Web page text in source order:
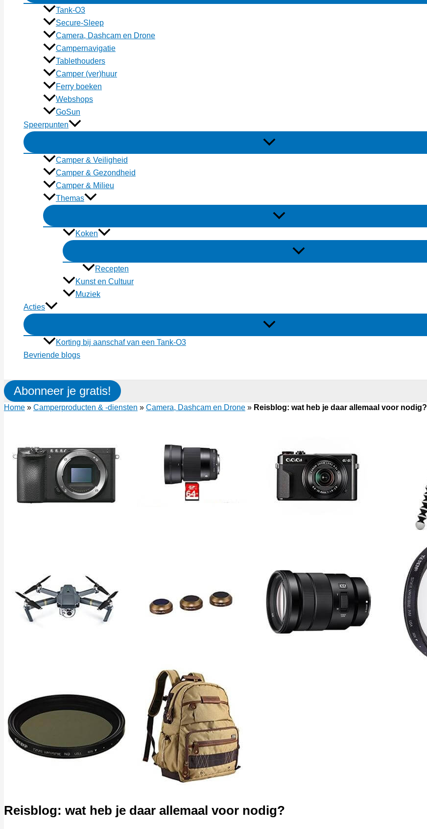
Tank-O3
Secure-Sleep
Camera, Dashcam en Drone
Campernavigatie
Tablethouders
Camper (ver)huur
Ferry boeken
Webshops
GoSun
Speerpunten
Camper & Veiligheid
Camper & Gezondheid
Camper & Milieu
Themas
Koken
Recepten
Kunst en Cultuur
Muziek
Acties
Korting bij aanschaf van een Tank-O3
Bevriende blogs
Abonneer je gratis!
Home » Camperproducten & -diensten » Camera, Dashcam en Drone » Reisblog: wat heb je daar allemaal voor nodig?
Reisblog: wat heb je daar allemaal voor nodig?